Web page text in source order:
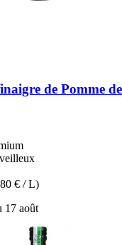
de Pomme
€ / L)
17 août